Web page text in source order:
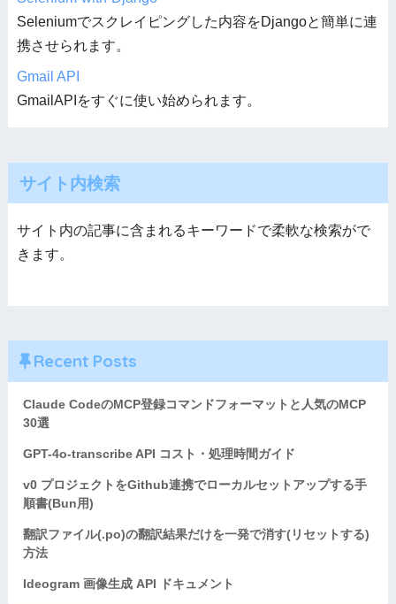
Seleniumでスクレイピングした内容をDjangoと簡単に連
携させられます。
Gmail API
GmailAPIをすぐに使い始められます。
サイト内検索
サイト内の記事に含まれるキーワードで柔軟な検索がで
きます。
Recent Posts
Claude CodeのMCP登録コマンドフォーマットと人気のMCP
30選
GPT-4o-transcribe API コスト・処理時間ガイド
v0 プロジェクトをGithub連携でローカルセットアップする手
順書(Bun用)
翻訳ファイル(.po)の翻訳結果だけを一発で消す(リセットする)
方法
Ideogram 画像生成 API ドキュメント